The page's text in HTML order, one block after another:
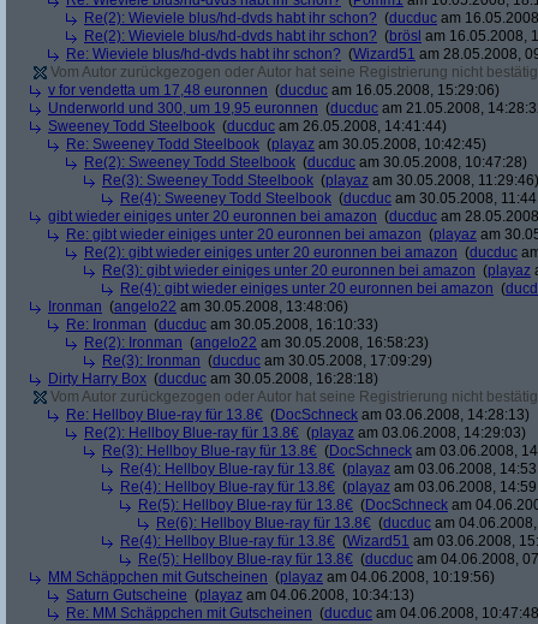
Re(2): Wieviele blus/hd-dvds habt ihr schon? (ducduc am
Re(2): Wieviele blus/hd-dvds habt ihr schon? (brösl am 16.05.2008,
Re: Wieviele blus/hd-dvds habt ihr schon? (Wizard51 am 28.05.2008,
Vom Autor zurückgezogen oder Autor hat seine Registrierung nicht
v for vendetta um 17,48 euronnen (ducduc am 16.05.2008, 15:29:06)
Underworld und 300, um 19,95 euronnen (ducduc am 21.05.2008,
Sweeney Todd Steelbook (ducduc am 26.05.2008, 14:41:44)
Re: Sweeney Todd Steelbook (playaz am 30.05.2008, 10:42:45)
Re(2): Sweeney Todd Steelbook (ducduc am 30.05.2008, 10:47:28)
Re(3): Sweeney Todd Steelbook (playaz am 30.05.2008, 11:29:46)
Re(4): Sweeney Todd Steelbook (ducduc am 30.05.2008,
gibt wieder einiges unter 20 euronnen bei amazon (ducduc am
Re: gibt wieder einiges unter 20 euronnen bei amazon (playaz am
Re(2): gibt wieder einiges unter 20 euronnen bei amazon (ducduc
Re(3): gibt wieder einiges unter 20 euronnen bei amazon (playaz
Re(4): gibt wieder einiges unter 20 euronnen bei amazon (
Ironman (angelo22 am 30.05.2008, 13:48:06)
Re: Ironman (ducduc am 30.05.2008, 16:10:33)
Re(2): Ironman (angelo22 am 30.05.2008, 16:58:23)
Re(3): Ironman (ducduc am 30.05.2008, 17:09:29)
Dirty Harry Box (ducduc am 30.05.2008, 16:28:18)
Vom Autor zurückgezogen oder Autor hat seine Registrierung nicht
Re: Hellboy Blue-ray für 13.8€ (DocSchneck am 03.06.2008, 14:28:13)
Re(2): Hellboy Blue-ray für 13.8€ (playaz am 03.06.2008, 14:29:03)
Re(3): Hellboy Blue-ray für 13.8€ (DocSchneck am 03.06.2008,
Re(4): Hellboy Blue-ray für 13.8€ (playaz am 03.06.2008,
Re(4): Hellboy Blue-ray für 13.8€ (playaz am 03.06.2008,
Re(5): Hellboy Blue-ray für 13.8€ (DocSchneck am
Re(6): Hellboy Blue-ray für 13.8€ (ducduc am
Re(4): Hellboy Blue-ray für 13.8€ (Wizard51 am 03.06.2008,
Re(5): Hellboy Blue-ray für 13.8€ (ducduc am 04.06.2008,
MM Schäppchen mit Gutscheinen (playaz am 04.06.2008, 10:19:56)
Saturn Gutscheine (playaz am 04.06.2008, 10:34:13)
Re: MM Schäppchen mit Gutscheinen (ducduc am 04.06.2008,